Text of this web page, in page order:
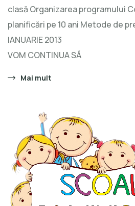
clasă Organizarea programului
planificări pe 10 ani Metode de
IANUARIE
VOM CONTINUA SĂ
Mai mult